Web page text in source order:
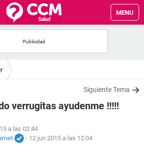
MENU
Siguiente Tema
verrugitas ayudenme !!!!!
a las 02:44
- 12 jun 2015 a las 12:04